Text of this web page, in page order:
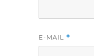
E-MAIL *